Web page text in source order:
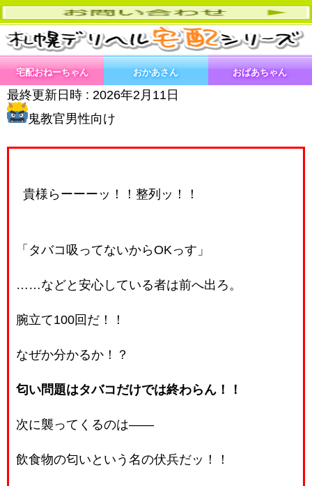
宅配おねーちゃん おかあさん おばあちゃん
最終更新日時 : 2026年2月11日
鬼教官男性向け
貴様らーーーッ！！整列ッ！！
「タバコ吸ってないからOKっす」
……などと安心している者は前へ出ろ。
腕立て100回だ！！
なぜか分かるか！？
匂い問題はタバコだけでは終わらん！！
次に襲ってくるのは――
飲食物の匂いという名の伏兵だッ！！